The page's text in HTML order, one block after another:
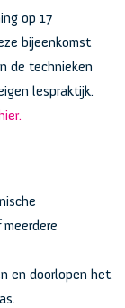
op 17
bijeenkomst
de technieken
lespraktijk.
en doorlopen het